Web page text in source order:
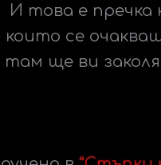
това е
се
там ще ви